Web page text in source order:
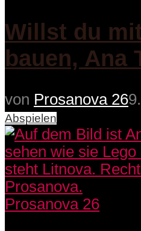
Willst du
bauen, Ana
von Prosanova 26
Abspielen
Prosanova 26